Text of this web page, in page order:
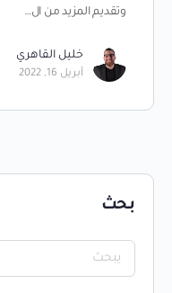
وتقديم المزيد من ال…
خليل القاهري
أبريل 16, 2022
بحث